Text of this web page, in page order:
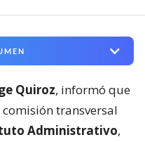
Quiroz, informó que
transversal
Administrativo,